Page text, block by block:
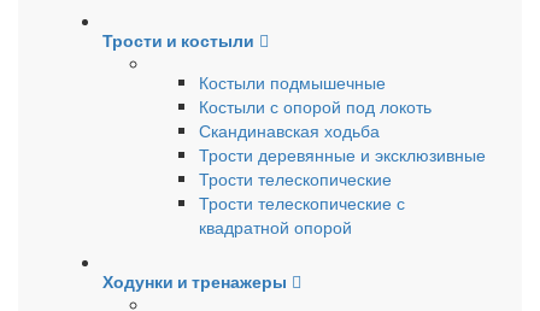
Трости и костыли
Костыли подмышечные
Костыли с опорой под локоть
Скандинавская ходьба
Трости деревянные и эксклюзивные
Трости телескопические
Трости телескопические с
квадратной опорой
Ходунки и тренажеры